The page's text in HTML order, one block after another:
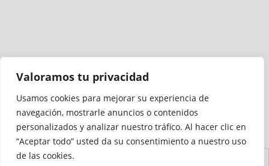
Valoramos tu privacidad
Usamos cookies para mejorar su experiencia de
navegación, mostrarle anuncios o contenidos
personalizados y analizar nuestro tráfico. Al hacer clic en
“Aceptar todo” usted da su consentimiento a nuestro uso
de las cookies.
Medio auditado por